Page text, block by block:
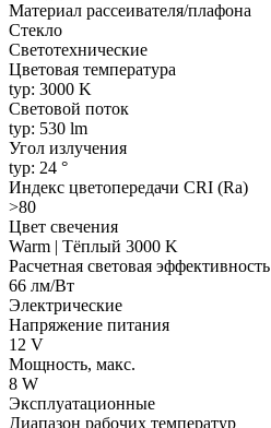
Материал рассеивателя/плафона
Стекло
Светотехнические
Цветовая температура
typ: 3000 K
Световой поток
typ: 530 lm
Угол излучения
typ: 24 °
Индекс цветопередачи CRI (Ra)
>80
Цвет свечения
Warm | Тёплый 3000 K
Расчетная световая эффективность
66 лм/Вт
Электрические
Напряжение питания
12 V
Мощность, макс.
8 W
Эксплуатационные
Диапазон рабочих температур